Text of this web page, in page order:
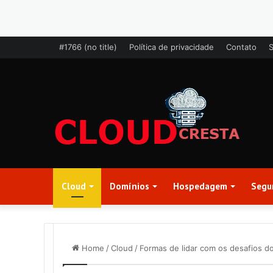
#1766 (no title) Política de privacidade Contato
Cloud Domínios Hospedagem
Home /Cloud / Formas de lidar com os desafios